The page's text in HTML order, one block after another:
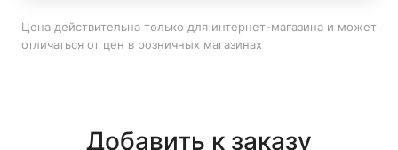
Цена действительна только для интернет-магазина и может
отличаться от цен в розничных магазинах
Добавить к заказу